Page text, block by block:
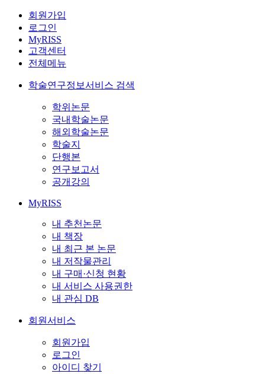
회원가입
로그인
MyRISS
고객센터
전체메뉴
학술연구정보서비스 검색
학위논문
국내학술논문
해외학술논문
학술지
단행본
연구보고서
공개강의
MyRISS
내 추천논문
내 책장
내 최근 본 논문
내 저작물관리
내 구매·신청 현황
내 서비스 사용권한
내 관심 DB
회원서비스
회원가입
로그인
아이디 찾기